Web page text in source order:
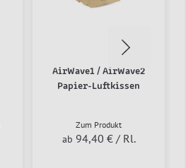
AirWave1 / AirWave2
Papier-Luftkissen
Zum Produkt
ab 94,40 € / Rl.